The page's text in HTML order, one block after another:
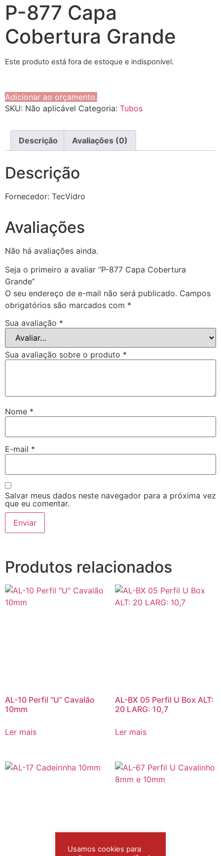
P-877 Capa
Cobertura Grande
Este produto está fora de estoque e indisponível.
Adicionar ao orçamento.
SKU: Não aplicável Categoria: Tubos
Descrição Avaliações (0)
Descrição
Fornecedor: TecVidro
Avaliações
Não há avaliações ainda.
Seja o primeiro a avaliar “P-877 Capa Cobertura
Grande”
O seu endereço de e-mail não será publicado. Campos
obrigatórios são marcados com *
Sua avaliação *
Sua avaliação sobre o produto *
Nome *
E-mail *
Salvar meus dados neste navegador para a próxima vez
que eu comentar.
Produtos relacionados
AL-10 Perfil “U” Cavalão
10mm
Ler mais
AL-BX 05 Perfil U Box ALT:
20 LARG: 10,7
Ler mais
Usamos cookies para